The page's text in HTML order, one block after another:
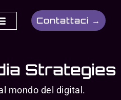
Contattaci →
Strategies
mondo del digital.